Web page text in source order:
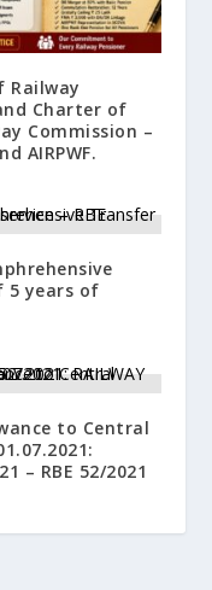
Railway
Charter of
Commission –
AIRPWF.
5 years of
to Central
– RBE 52/2021